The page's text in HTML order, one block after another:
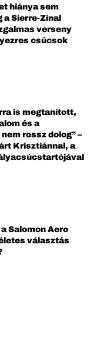
hiánya sem
a Sierre-Zinal
verseny
csúcsok
is megtanított,
és a
rossz dolog” –
Krisztiánnal, a
Salomon Aero
választás